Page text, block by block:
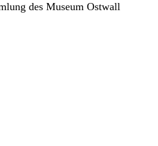
des Museum Ostwall